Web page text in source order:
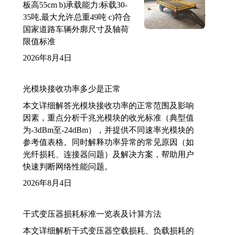
板高55cm b)承载能力:标载30-
35吨,最大允许总重49吨 c)符合
国家道路车辆外廓尺寸及轴荷
限值标准
2026年8月4日
光模块接收功率多少是正常
本文详细解答光模块接收功率的正常范围及影响
因素，重点分析千兆光模块的收光标准（典型值
为-3dBm至-24dBm），并提供不同速率光模块的
参考值表格。同时解释功率异常的常见原因（如
光纤损耗、连接器问题）及解决方案，帮助用户
快速判断网络性能问题。
2026年8月4日
干式变压器损耗标准一览表及计算方法
本文详细解析干式变压器空载损耗、负载损耗的